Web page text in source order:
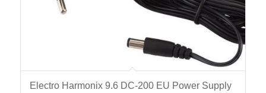
Electro Harmonix 9.6 DC-200 EU Power Supply